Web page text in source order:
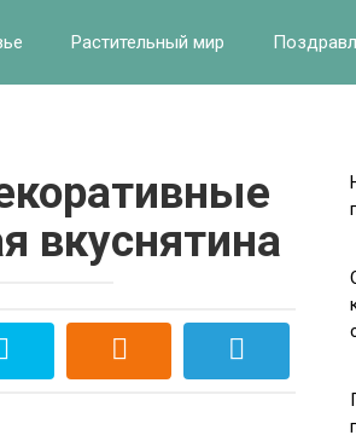
Растительный мир
вкуснятина